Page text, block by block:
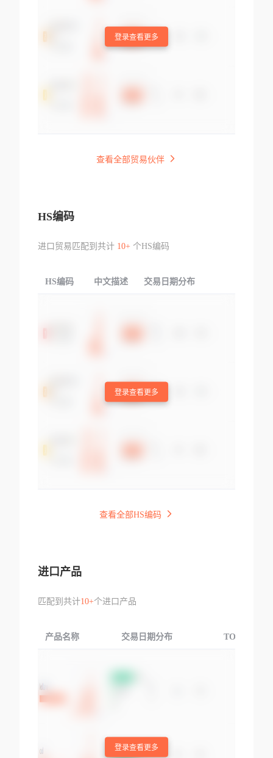
登录查看更多
查看全部贸易伙伴
HS编码
进口贸易匹配到共计 10+个HS编码
HS编码 中文描述 交易日期分布
登录查看更多
查看全部HS编码
进口产品
匹配到共计10+个进口产品
产品名称 交易日期分布 TOP3交易国
登录查看更多